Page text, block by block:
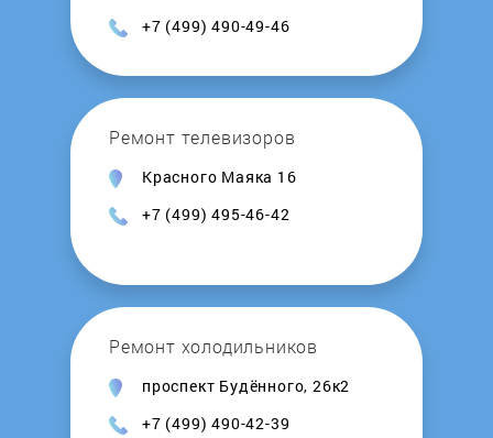
Kedr
Kentatsu
Kerona
Kirovskiy zavod
Kiturami
+7 (499) 490-49-46
Ремонт телевизоров
Красного Маяка 16
+7 (499) 495-46-42
Ремонт холодильников
проспект Будённого, 26к2
+7 (499) 490-42-39